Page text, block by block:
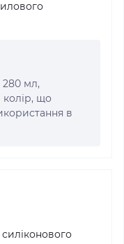
мл,
колір, що
в